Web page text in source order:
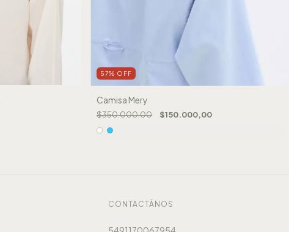
57% OFF
Camisa Mery
$350.000,00 $150.000,00
CONTACTÁNOS